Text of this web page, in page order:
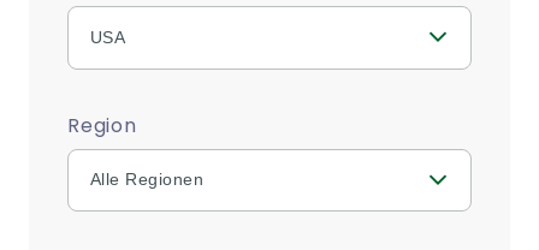
USA
Region
Alle Regionen